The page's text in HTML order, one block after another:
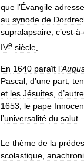
que l’Évangile adresse
au synode de
supralapsaire c’est-à-
IVe siècle
En 1640 paraît l’
Pascal, d’une part,
et les Jésuites, d’autre
1653, le pape
l’universalité du salut.
Le thème de la
scolastique